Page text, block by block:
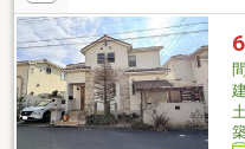
機、温水洗浄便座など■全居室
収納豊富。■カースペースに2
電が可能です。■穏やかな暮
内◎